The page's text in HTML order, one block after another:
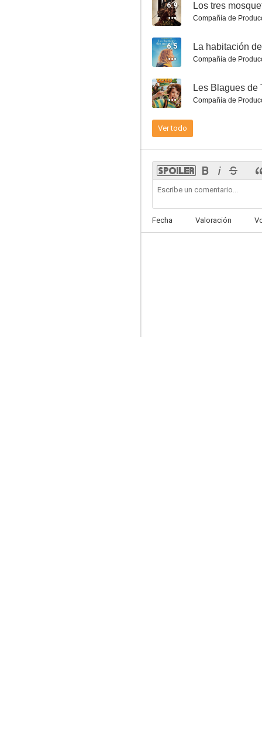
Seuls Two
Gormiti: Los invencibles señores de la naturaleza
8.0
6.9 Los tres
Compañía de
6.5 La habitación
Compañía de
-- Les Blagues de
Compañía de
Ver todo
Fecha Valoración